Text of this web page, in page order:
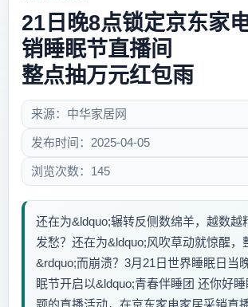
21日晚8点锁定京东家
销睡眠节直播间
整点抽万元红包雨
来源：中华家居网
发布时间：2025-04-05
浏览次数：145
还在为&ldquo;辗转反侧数绵羊，越数越
发愁？还在为&ldquo;风吹草动就惊醒，
&rdquo;而崩溃？3月21日世界睡眠日当
眠节开启以&ldquo;青春伴睡团 还你好